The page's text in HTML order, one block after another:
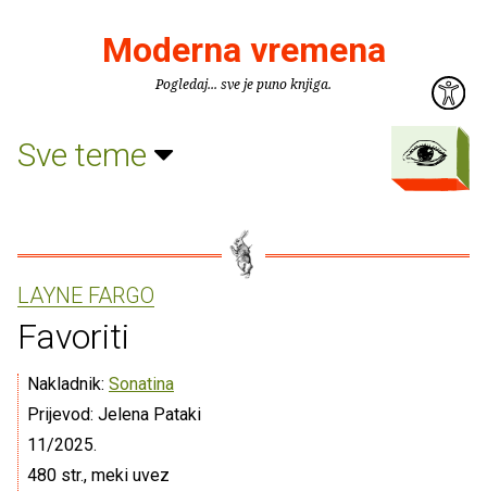
Moderna vremena
Pogledaj... sve je puno knjiga.
Sve teme
LAYNE FARGO
Favoriti
Nakladnik: Sonatina
Prijevod: Jelena Pataki
11/2025.
480 str., meki uvez